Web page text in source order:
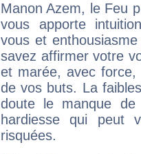
Manon Azem, le Feu
vous apporte
vous et
savez affirmer votre
et marée, avec
de vos buts. La
doute le manque
hardiesse qui peut
risquées.